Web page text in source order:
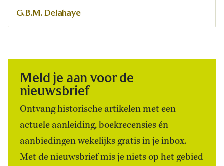
G.B.M. Delahaye
Meld je aan voor de
nieuwsbrief
Ontvang historische artikelen met een
actuele aanleiding, boekrecensies én
aanbiedingen wekelijks gratis in je inbox.
Met de nieuwsbrief mis je niets op het gebied